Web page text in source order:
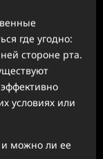
где угодно:
стороне рта.
условиях или